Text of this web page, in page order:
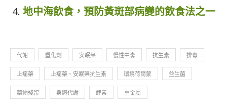
地中海飲食，預防黃斑部病變的飲食法之一
代謝 塑化劑 安眠藥 慢性中毒 抗生素 排毒
止痛藥 止痛藥、安眠藥抗生素 環境荷爾蒙 益生菌
藥物殘留 身體代謝 酵素 重金屬